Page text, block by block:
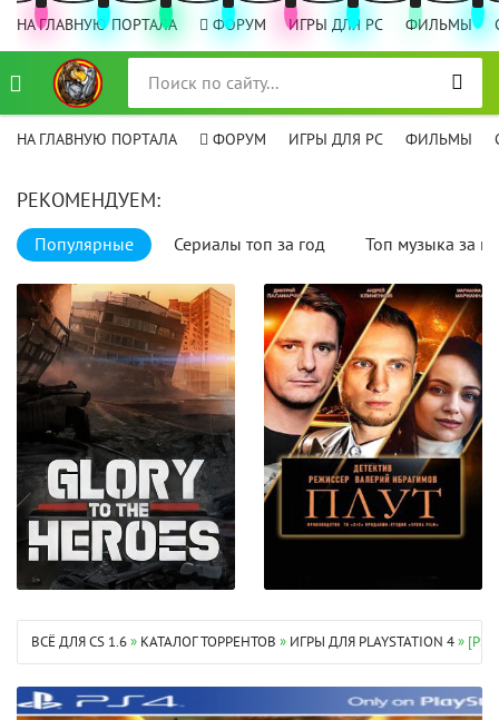
НА ГЛАВНУЮ ПОРТАЛА ФОРУМ ИГРЫ ДЛЯ PC ФИЛЬМЫ
НА ГЛАВНУЮ ПОРТАЛА ФОРУМ ИГРЫ ДЛЯ PC ФИЛЬМЫ
РЕКОМЕНДУЕМ:
Популярные Сериалы топ за год Топ музыка за
ВСЁ ДЛЯ CS 1.6» КАТАЛОГ ТОРРЕНТОВ » ИГРЫ ДЛЯ PLAYSTATION 4»